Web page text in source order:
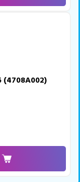
(4708A002)